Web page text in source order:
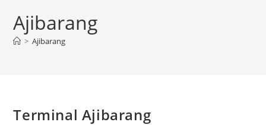
Ajibarang
> Ajibarang
Terminal Ajibarang